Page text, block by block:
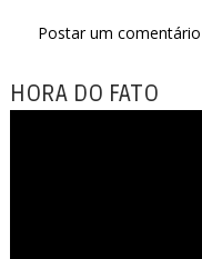
Postar um comentário
HORA DO FATO